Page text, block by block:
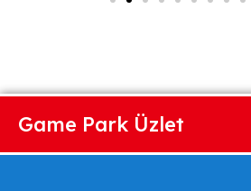
Game Park Üzlet